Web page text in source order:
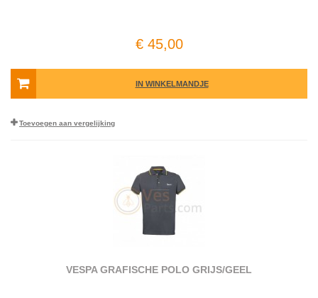
€ 45,00
IN WINKELMANDJE
Toevoegen aan vergelijking
VESPA GRAFISCHE POLO GRIJS/GEEL